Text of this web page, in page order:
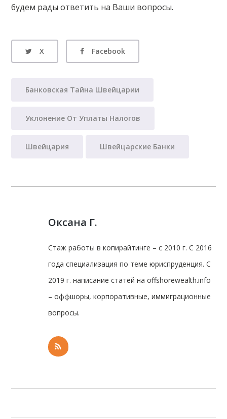
будем рады ответить на Ваши вопросы.
X Facebook
Банковская Тайна Швейцарии
Уклонение От Уплаты Налогов
Швейцария Швейцарские Банки
Оксана Г.
Стаж работы в копирайтинге – с 2010 г. С 2016
года специализация по теме юриспруденция. С
2019 г. написание статей на offshorewealth.info
– оффшоры, корпоративные, иммиграционные
вопросы.